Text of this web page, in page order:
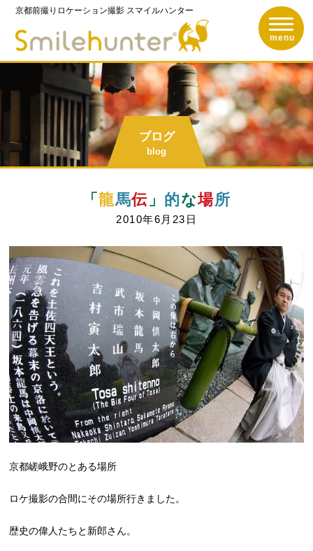
京都前撮りロケーション撮影 スマイルハンター
京都前撮りロケーシ
toggle
menu
ブログ
blog
「龍馬伝 」 的な場所
2010年6月23日
京都嵯峨野のとある場所
ロケ撮影の合間にその場所行きました。
歴史の偉人たちと新郎さん。